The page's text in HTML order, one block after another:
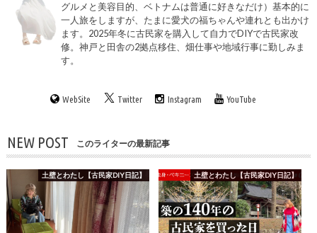
グルメと美容目的、ベトナムは普通に好きなだけ）基本的に
一人旅をしますが、たまに愛犬の福ちゃんや連れとも出かけ
ます。2025年冬に古民家を購入して自力でDIYで古民家改
修。神戸と田舎の2拠点移住、畑仕事や地域行事に勤しみま
す。
WebSite Twitter Instagram YouTube
NEW POST このライターの最新記事
土壁とわたし【古民家DIY日記】 土壁とわたし【古民家DIY日記】